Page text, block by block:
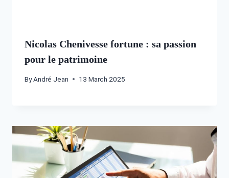
Nicolas Chenivesse fortune : sa passion
pour le patrimoine
ByAndré Jean 13 March 2025